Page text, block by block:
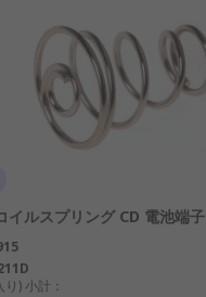
ルスプリング CD 電池端子
) 小計：